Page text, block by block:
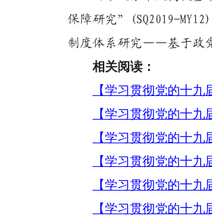
保障研究”(SQ2019-
制度体系研究——基于政
相关阅读：
【学习贯彻党的十
【学习贯彻党的十
【学习贯彻党的十
【学习贯彻党的十
【学习贯彻党的十
【学习贯彻党的十九